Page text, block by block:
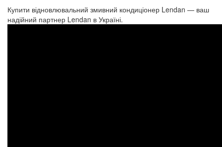
Купити відновлювальний змивний кондиціонер Lendan — ваш
надійний партнер Lendan в Україні.